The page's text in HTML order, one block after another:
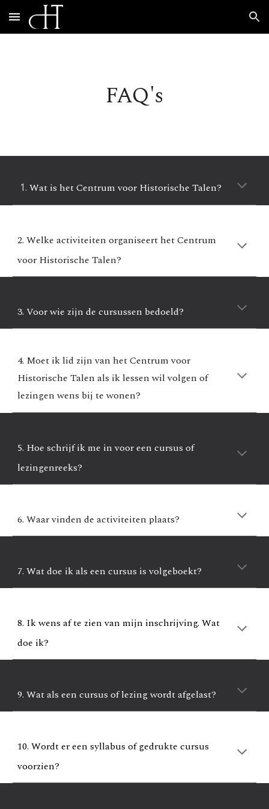
Skip to main content Skip to navigation
FAQ's
Wat is het Centrum voor Historische Talen?
2. Welke activiteiten organiseert het Centrum
voor Historische Talen?
3. Voor wie zijn de cursussen bedoeld?
4. Moet ik lid zijn van het Centrum voor
Historische Talen als ik lessen wil volgen of
lezingen wens bij te wonen?
5. Hoe schrijf ik me in voor een cursus of
lezingenreeks?
6. Waar vinden de activiteiten plaats?
7. Wat doe ik als een cursus is volgeboekt?
8. Ik wens af te zien van mijn inschrijving. Wat
doe ik?
9. Wat als een cursus of lezing wordt afgelast?
10. Wordt er een syllabus of gedrukte cursus
voorzien?